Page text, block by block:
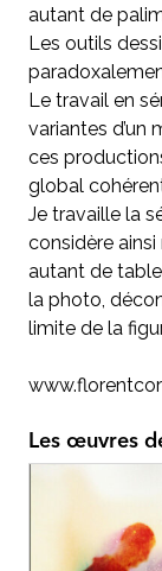
autant de
Les outils
Le travail en
variantes d’un
ces
global
Je travaille la
considère
autant de
la photo,
limite de la
Les œuvres